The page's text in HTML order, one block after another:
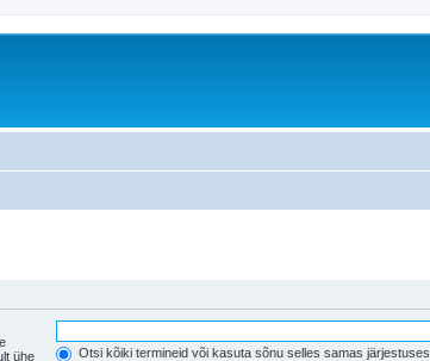
Otsi kõiki termineid või kasuta sõnu selles samas järjestuses